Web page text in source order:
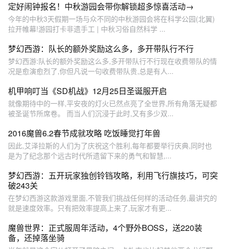
定好闹钟报名！中秋游园会带你解锁超多惊喜活动→
今年的中秋3天假期一场与众不同的中秋游园会将在科学公园(北翼)
拉开帷幕!游园打卡非遗手工 | 中秋习俗自然科学 ...
梦幻西游：队长的额外奖励这么多，多开带队行不行
梦幻西游:队长的额外奖励这么多,多开带队行不行现在收费带队的情
况是愈演愈烈了,你但凡说一句收费带队贵,总是有人...
机甲响叮当《SD机战》12月25日圣诞服开启
就像期待中的一样,平安夜的灯火已然点亮了全世界,所有角落无疑都
被圣诞节所席卷。 而当人们沉浸于此时,又有多少双...
2016魔兽6.2春节成就攻略 吃饭睡觉打年兽
因此,艾泽拉斯的人们为了庆祝这个胜利,每年都要举行庆典,同时也
是为了纪念那个远古时代所遗留下来的勇气和智慧,...
梦幻西游：五开玩家独创铃铛攻略，利用飞行旗技巧，可突
破243关
在梦幻西游这款游戏里面,不管我们挑战任何样的活动任务,最讲究的
就是速度效率。只有把效率提高上来了,玩家才有更...
魔兽世界：正式服周年活动，4个野外BOSS，送220装
备，还掉落坐骑